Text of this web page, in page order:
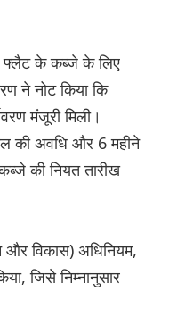
फ्लैट के कब्जे के लिए
ने नोट किया कि
मंजूरी मिली।
की अवधि और 6 महीने
की नियत तारीख
और विकास) अधिनियम,
जिसे निम्नानुसार